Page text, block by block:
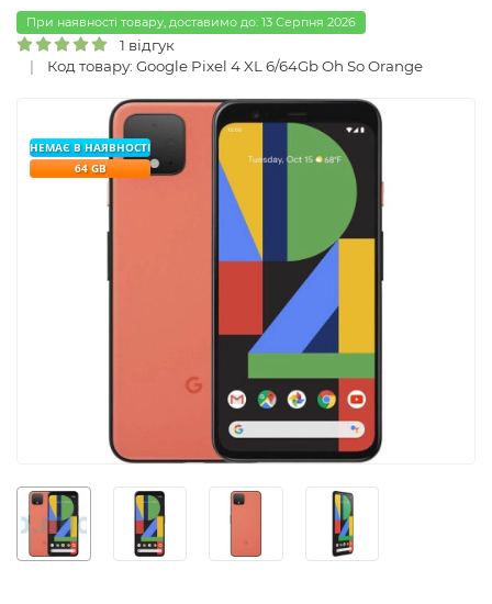
При наявності товару, доставимо до: 13 Серпня 2026
1 відгук
Код товару: Google Pixel 4 XL 6/64Gb Oh So Orange
НЕМАЄ В НАЯВНОСТІ
64 GB